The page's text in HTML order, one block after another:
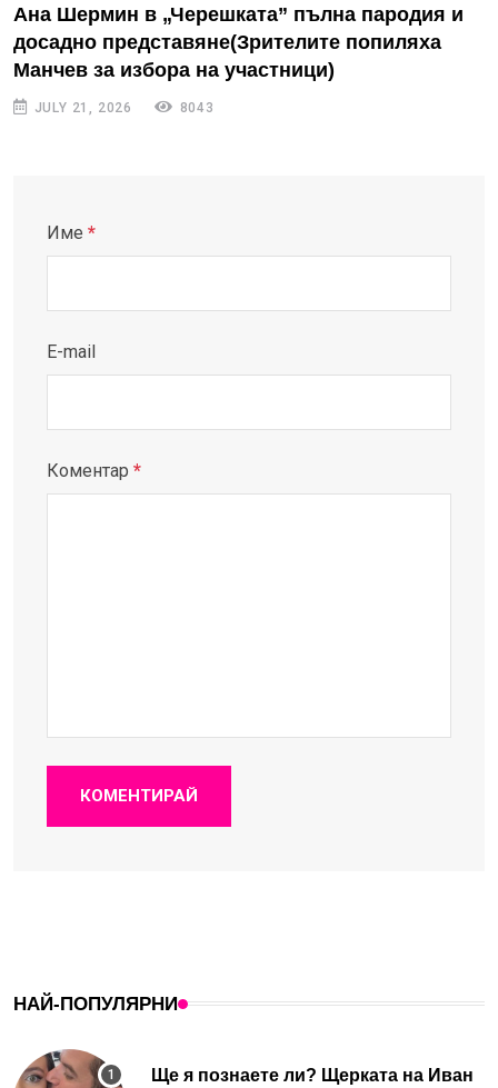
Ана Шермин в „Черешката” пълна пародия и
досадно представяне(Зрителите попиляха
Манчев за избора на участници)
JULY 21, 2026 8043
Име *
E-mail
Коментар *
КОМЕНТИРАЙ
НАЙ-ПОПУЛЯРНИ
Ще я познаете ли? Щерката на Иван